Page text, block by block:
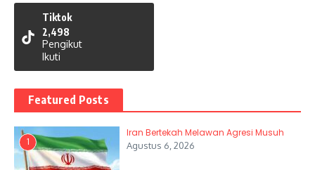
Tiktok
2,498
Pengikut
Ikuti
Featured Posts
1
Iran Bertekah Melawan Agresi Musuh
Agustus 6, 2026